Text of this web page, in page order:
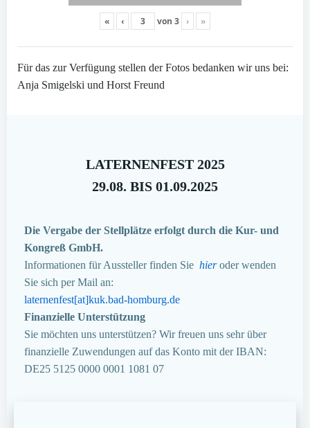
« ‹ von 3 › »
Für das zur Verfügung stellen der Fotos bedanken wir uns bei:
Anja Smigelski und Horst Freund
LATERNENFEST 2025
29.08. BIS 01.09.2025
Die Vergabe der Stellplätze erfolgt durch die Kur- und
Kongreß GmbH.
Informationen für Aussteller finden Sie hieroder wenden
Sie sich per Mail an:
laternenfest[at]kuk.bad-homburg.de
Finanzielle Unterstützung
Sie möchten uns unterstützen? Wir freuen uns sehr über
finanzielle Zuwendungen auf das Konto mit der IBAN:
DE25 5125 0000 0001 1081 07